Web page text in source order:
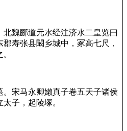
北魏郦道元水经注济水二皇览曰
郡寿张县闞乡城中，冢高七尺，
。宋马永卿嬾真子卷五天子诸侯
太子，起陵塚。